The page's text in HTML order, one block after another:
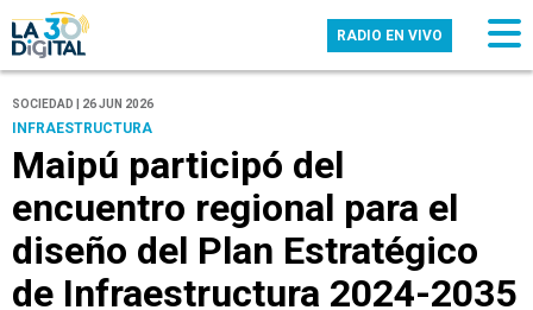
RADIO EN VIVO
SOCIEDAD | 26 JUN 2026
INFRAESTRUCTURA
Maipú participó del
encuentro regional para el
diseño del Plan Estratégico
de Infraestructura 2024-2035